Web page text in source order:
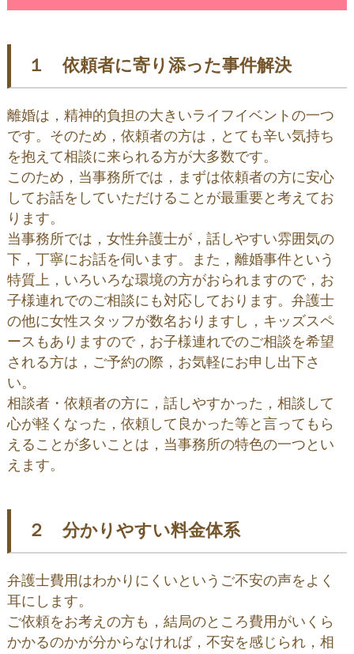
１ 依頼者に寄り添った事件解決
離婚は，精神的負担の大きいライフイベントの一つ
です。そのため，依頼者の方は，とても辛い気持ち
を抱えて相談に来られる方が大多数です。
このため，当事務所では，まずは依頼者の方に安心
してお話をしていただけることが最重要と考えてお
ります。
当事務所では，女性弁護士が，話しやすい雰囲気の
下，丁寧にお話を伺います。また，離婚事件という
特質上，いろいろな環境の方がおられますので，お
子様連れでのご相談にも対応しております。弁護士
の他に女性スタッフが数名おりますし，キッズスペ
ースもありますので，お子様連れでのご相談を希望
される方は，ご予約の際，お気軽にお申し出下さ
い。
相談者・依頼者の方に，話しやすかった，相談して
心が軽くなった，依頼して良かった等と言ってもら
えることが多いことは，当事務所の特色の一つとい
えます。
２ 分かりやすい料金体系
弁護士費用はわかりにくいというご不安の声をよく
耳にします。
ご依頼をお考えの方も，結局のところ費用がいくら
かかるのかが分からなければ，不安を感じられ，相